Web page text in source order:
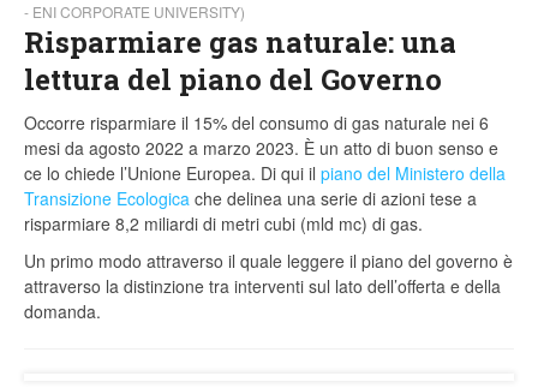
- ENI CORPORATE UNIVERSITY)
Risparmiare gas naturale: una
lettura del piano del Governo
Occorre risparmiare il 15% del consumo di gas naturale nei 6
mesi da agosto 2022 a marzo 2023. È un atto di buon senso e
ce lo chiede l’Unione Europea. Di qui il piano del Ministero della
Transizione Ecologica che delinea una serie di azioni tese a
risparmiare 8,2 miliardi di metri cubi (mld mc) di gas.
Un primo modo attraverso il quale leggere il piano del governo è
attraverso la distinzione tra interventi sul lato dell’offerta e della
domanda.